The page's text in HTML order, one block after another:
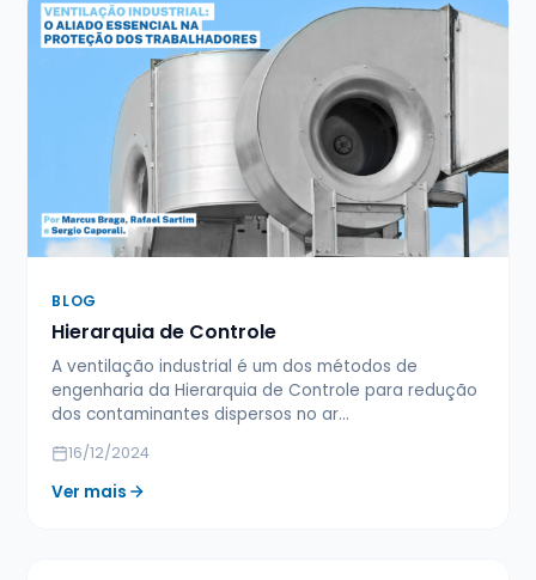
BLOG
Hierarquia de Controle
A ventilação industrial é um dos métodos de
engenharia da Hierarquia de Controle para redução
dos contaminantes dispersos no ar…
16/12/2024
Ver mais